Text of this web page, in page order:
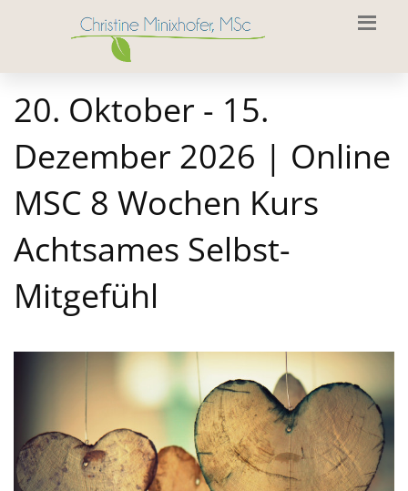
20. Oktober - 15.
Dezember 2026 | Online
MSC 8 Wochen Kurs
Achtsames Selbst-
Mitgefühl